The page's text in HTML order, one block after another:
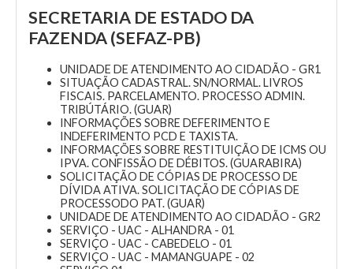
SECRETARIA DE ESTADO DA
FAZENDA (SEFAZ-PB)
UNIDADE DE ATENDIMENTO AO CIDADÃO - GR1
SITUAÇÃO CADASTRAL. SN/NORMAL. LIVROS
FISCAIS. PARCELAMENTO. PROCESSO ADMIN.
TRIBÚTÁRIO. (GUAR)
INFORMAÇÕES SOBRE DEFERIMENTO E
INDEFERIMENTO PCD E TAXISTA.
INFORMAÇÕES SOBRE RESTITUIÇÃO DE ICMS OU
IPVA. CONFISSÃO DE DÉBITOS. (GUARABIRA)
SOLICITAÇÃO DE CÓPIAS DE PROCESSO DE
DÍVIDA ATIVA. SOLICITAÇÃO DE CÓPIAS DE
PROCESSODO PAT. (GUAR)
UNIDADE DE ATENDIMENTO AO CIDADÃO - GR2
SERVIÇO - UAC - ALHANDRA - 01
SERVIÇO - UAC - CABEDELO - 01
SERVIÇO - UAC - MAMANGUAPE - 02